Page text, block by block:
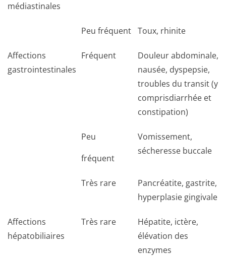
médiastinales
Peu fréquent Toux, rhinite
Affections
gastrointestinales
Fréquent
Douleur abdominale,
nausée, dyspepsie,
troubles du transit (y
comprisdiarrhée et
constipation)
Peu
fréquent
Vomissement,
sécheresse buccale
Très rare
Pancréatite, gastrite,
hyperplasie gingivale
Affections
hépatobiliaires
Très rare
Hépatite, ictère,
élévation des
enzymes